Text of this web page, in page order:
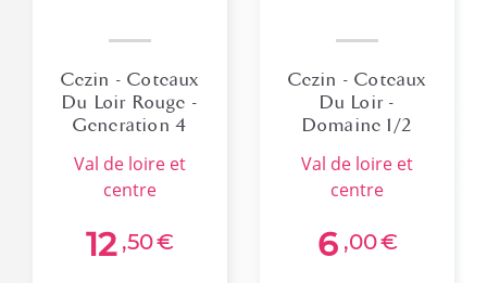
Cezin - Coteaux
Du Loir Rouge -
Generation 4
val de loire et
centre
12 ,50€
Cezin - Coteaux
Du Loir -
Domaine 1/2
val de loire et
centre
6 ,00€